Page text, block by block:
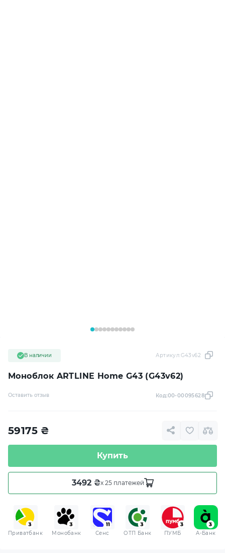
Моноблок ARTLINE Home G43 (G43v62)
В наличии Артикул:G43v62
Оставить отзыв Код:00-00095628
59175 ₴
Купить
3492 ₴x 25 платежей
Приватбанк Монобанк Сенс ОТП Банк ПУМБ A-Банк